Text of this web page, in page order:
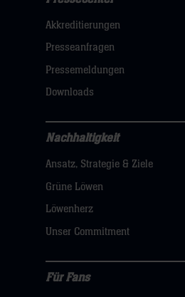
Navigation
öffnen,
dann
klicken
hier
Akkreditierungen
Presseanfragen
Pressemeldungen
Downloads
Nachhaltigkeit
Navigation
öffnen,
dann
hier
Nachhaltigkeit
Ansatz, Strategie & Ziele
Grüne Löwen
Löwenherz
Unser Commitment
Für Fans